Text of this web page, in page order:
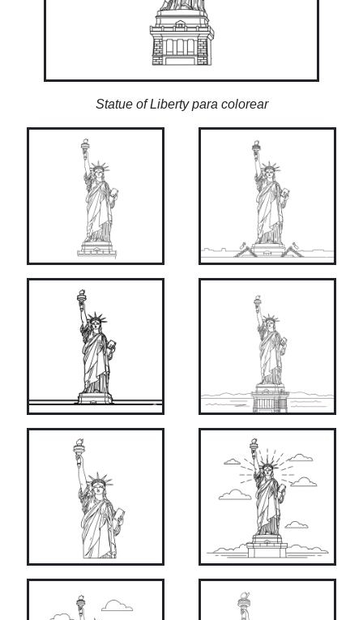
Statue of Liberty para colorear